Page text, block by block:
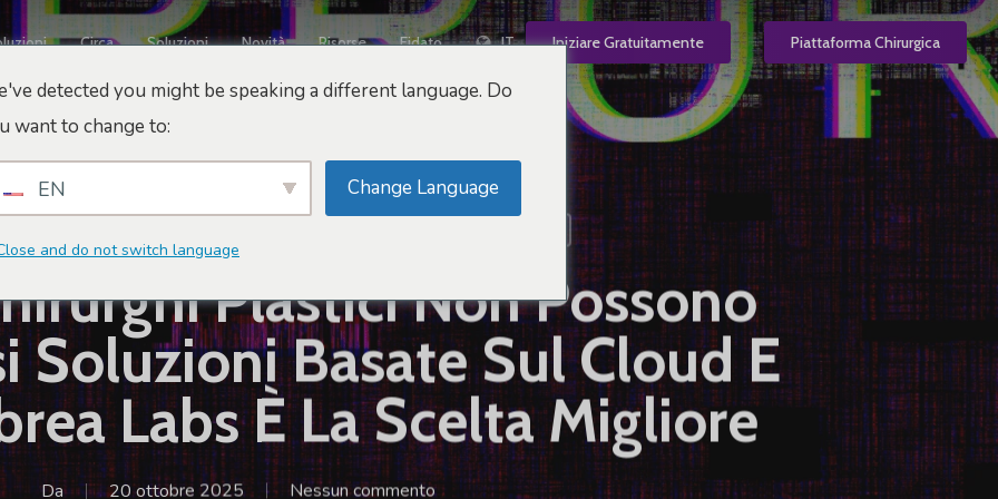
Circa Soluzioni Novità Risorse Fidato IT Iniziare Gratuitamente Piattaforma Chirurgica
Plastici Non Possono
Soluzioni Basate Sul Cloud E
Labs È La Scelta Migliore
Da 20 ottobre 2025 Nessun commento
detected you might be speaking a different language. Do
want to change to:
EN Change Language
and do not switch language